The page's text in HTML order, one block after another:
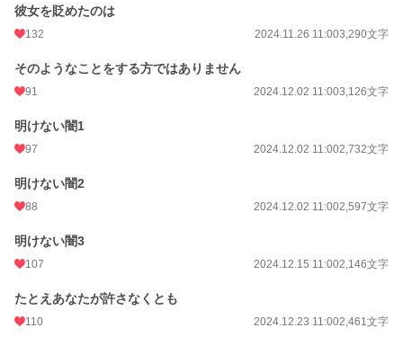
彼女を貶めたのは
132 2024.11.26 11:003,290文字
そのようなことをする方ではありません
91 2024.12.02 11:003,126文字
明けない闇1
97 2024.12.02 11:002,732文字
明けない闇2
88 2024.12.02 11:002,597文字
明けない闇3
107 2024.12.15 11:002,146文字
たとえあなたが許さなくとも
110 2024.12.23 11:002,461文字